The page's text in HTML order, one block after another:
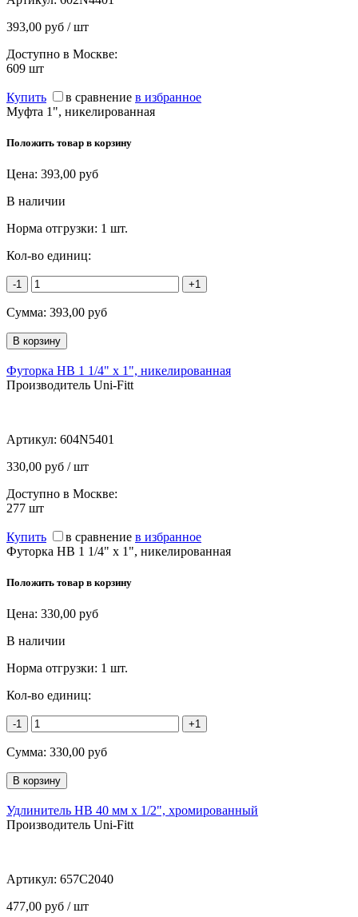
393,00 руб / шт
Доступно в Москве:
609 шт
Купить в сравнение в избранное
Муфта 1", никелированная
Положить товар в корзину
Цена: 393,00 руб
В наличии
Норма отгрузки: 1 шт.
Кол-во единиц:
-1 +1
Сумма: 393,00 руб
Футорка НВ 1 1/4" х 1", никелированная
Производитель Uni-Fitt
Артикул: 604N5401
330,00 руб / шт
Доступно в Москве:
277 шт
Купить в сравнение в избранное
Футорка НВ 1 1/4" х 1", никелированная
Положить товар в корзину
Цена: 330,00 руб
В наличии
Норма отгрузки: 1 шт.
Кол-во единиц:
-1 +1
Сумма: 330,00 руб
Удлинитель НВ 40 мм х 1/2", хромированный
Производитель Uni-Fitt
Артикул: 657C2040
477,00 руб / шт